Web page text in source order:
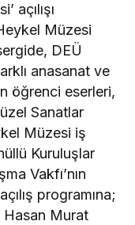
açılışı
Müzesi
DEÜ
anasanat ve
öğrenci eserleri,
Sanatlar
Müzesi iş
Kuruluşlar
Vakfı’nın
programına;
Hasan Murat